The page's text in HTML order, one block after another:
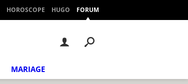
HOROSCOPE HUGO FORUM
MARIAGE